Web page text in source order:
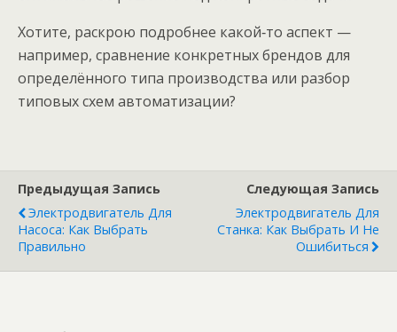
Хотите, раскрою подробнее какой‑то аспект —
например, сравнение конкретных брендов для
определённого типа производства или разбор
типовых схем автоматизации?
Предыдущая Запись
Электродвигатель Для
Насоса: Как Выбрать
Правильно
Следующая Запись
Электродвигатель Для
Станка: Как Выбрать И Не
Ошибиться